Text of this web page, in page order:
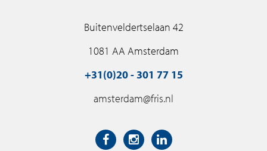
Buitenveldertselaan 42
1081 AA Amsterdam
+31(0)20 - 301 77 15
amsterdam@fris.nl